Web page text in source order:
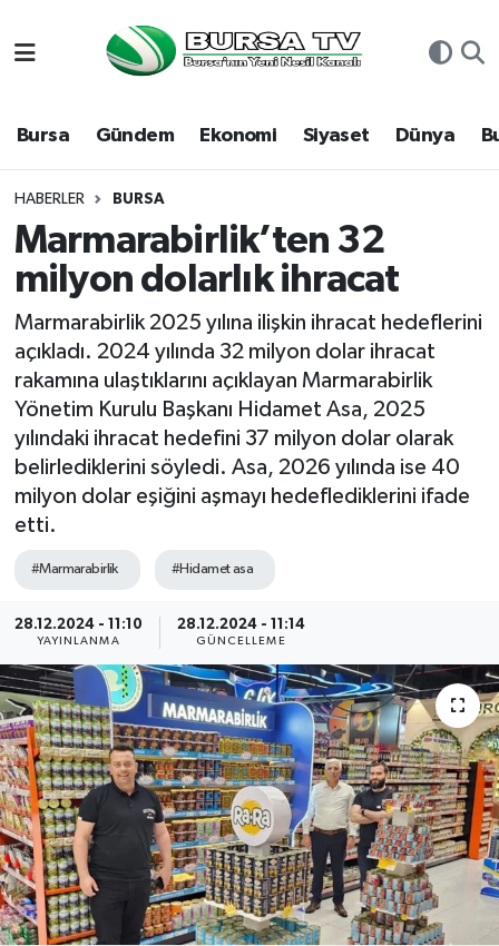
Bursa Gündem Ekonomi Siyaset Dünya
HABERLER BURSA
Marmarabirlik’ten 32
milyon dolarlık ihracat
Marmarabirlik 2025 yılına ilişkin ihracat hedeflerini
açıkladı. 2024 yılında 32 milyon dolar ihracat
rakamına ulaştıklarını açıklayan Marmarabirlik
Yönetim Kurulu Başkanı Hidamet Asa, 2025
yılındaki ihracat hedefini 37 milyon dolar olarak
belirlediklerini söyledi. Asa, 2026 yılında ise 40
milyon dolar eşiğini aşmayı hedeflediklerini ifade
etti.
#Marmarabirlik #Hidamet asa
28.12.2024 - 11:10
YAYINLANMA
28.12.2024 - 11:14
GÜNCELLEME
Bursa
Dünya
Eğitim
Ekonomi
Genel
Teknoloji
Türkiye
Hava Durumu
Namaz Vakitleri
Trafik Durumu
Süper Lig Puan Durumu ve Fikstür
Tüm Manşetler
Son Dakika Haberleri